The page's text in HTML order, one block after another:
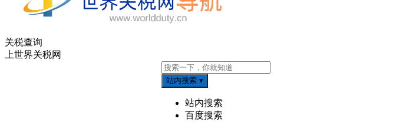
关税查询
上世界关税网
站内搜索 ▾
站内搜索
百度搜索